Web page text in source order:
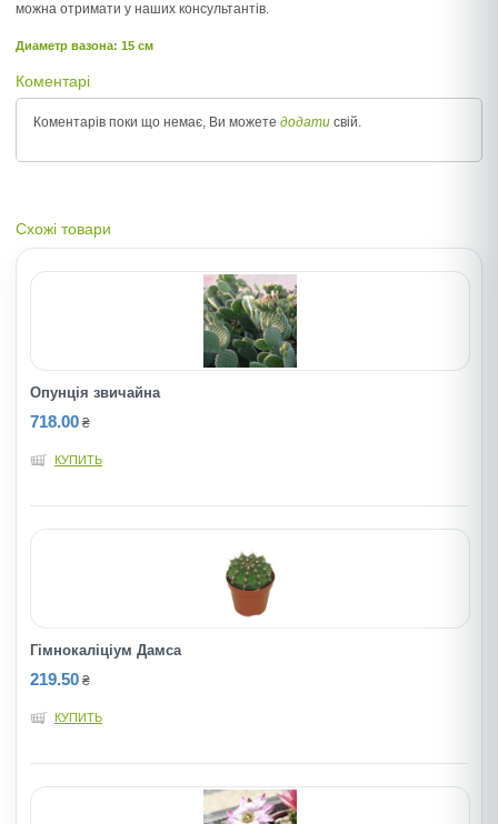
можна отримати у наших консультантів.
Диаметр вазона: 15 см
Коментарі
Коментарів поки що немає, Ви можете додати свій.
Схожі товари
Опунція звичайна
718.00 ₴
КУПИТЬ
Гімнокаліціум Дамса
219.50 ₴
КУПИТЬ